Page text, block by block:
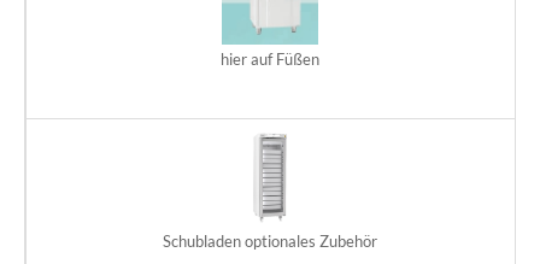
hier auf Füßen
Schubladen optionales Zubehör